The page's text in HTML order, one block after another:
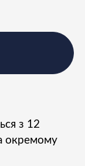
з 12
окремому